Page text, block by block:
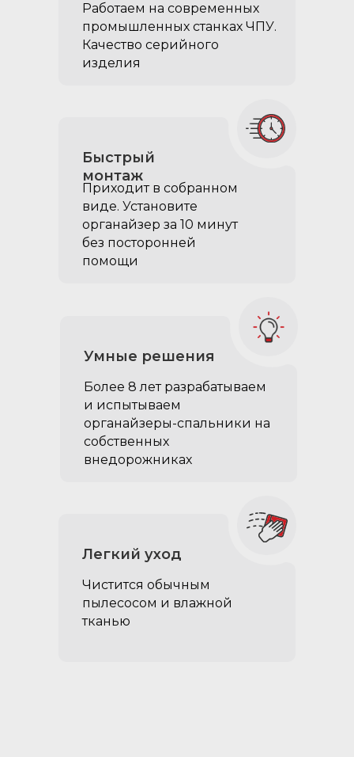
Быстрый
монтаж
Умные решения
Легкий уход
Приходит в собранном
виде. Установите
органайзер за 10 минут
без посторонней
помощи
Более 8 лет разрабатываем
и испытываем
органайзеры-спальники на
собственных
внедорожниках
Чистится обычным
пылесосом и влажной
тканью
Работаем на современных
промышленных станках ЧПУ.
Качество серийного
изделия